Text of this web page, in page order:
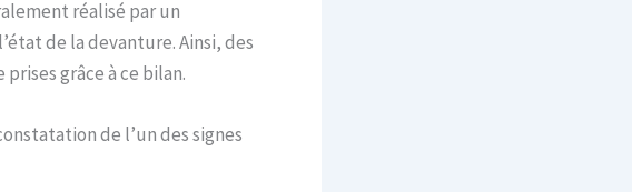
réalisé par un
de la devanture. Ainsi, des
grâce à ce bilan.
de l’un des signes